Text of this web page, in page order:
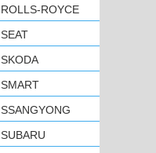
ROLLS-ROYCE
SEAT
SKODA
SMART
SSANGYONG
SUBARU